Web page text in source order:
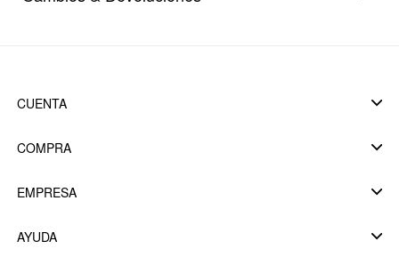
CUENTA
COMPRA
EMPRESA
AYUDA